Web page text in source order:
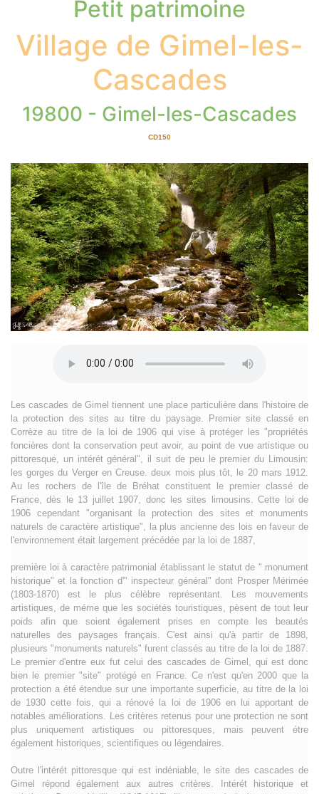
Petit patrimoine
Village de Gimel-les-
Cascades
19800 - Gimel-les-Cascades
CD150
Les cascades de Gimel tiennent une place particulière dans l'histoire de
la protection des sites au titre du paysage. Premier site classé en
Corrèze au titre de la loi de 1906 qui vise à protéger les "propriétés
foncières dont la conservation peut avoir, au point de vue artistique ou
pittoresque, un intérét général", il suit de peu le premier du Limousin:
les gorges du Verger en Creuse. deux mois plus tôt, le 20 mars 1912.
Au les rochers de l'île de Bréhat constituent le premier classé de
France, dès le 13 juillet 1907, donc les sites limousins. Cette loi de
1906 cependant "organisant la protection des sites et monuments
naturels de caractère artistique", la plus ancienne des lois en faveur de
l'environnement était largement précédée par la loi de 1887,
première loi à caractère patrimonial établissant le statut de " monument
historique" et la fonction d'" inspecteur général" dont Prosper Mérimée
(1803-1870) est le plus célèbre représentant. Les mouvements
artistiques, de méme que les sociétés touristiques, pèsent de tout leur
poids afin que soient également prises en compte les beautés
naturelles des paysages français. C'est ainsi qu'à partir de 1898,
plusieurs "monuments naturels" furent classés au titre de la loi de 1887.
Le premier d'entre eux fut celui des cascades de Gimel, qui est donc
bien le premier "site" protégé en France. Ce n'est qu'en 2000 que la
protection a été étendue sur une importante superficie, au titre de la loi
de 1930 cette fois, qui a rénové la loi de 1906 en lui apportant de
notables améliorations. Les critères retenus pour une protection ne sont
plus uniquement artistiques ou pittoresques, mais peuvent étre
également historiques, scientifiques ou légendaires.
Outre l'intérét pittoresque qui est indéniable, le site des cascades de Gimel répond également aux autres critères. Intérét historique et artistique. Gaston Vuillier (1845-1915), illustrateur, écrivain et voyageur, s'est installé à Gimel en 1891. Peut-étre avait-il eu connaissance du lieu par George Sand qui, ayant vu des photographies prises par Mathieu Bone, écrivit: "Je vois que ce pays est pittoresque autant que bien d'autres que l'on va chercher beaucoup plus loin. La vue qui annonce la troisième chute est d'un grand effet théâtral", ou peut-étre avait-il lu la description admirative d'Abel Hugo dans France pittoresque publié en 1835. Conquis par le site, Gaston Vuillier décida de s'y fixer et de faire connaître ce lieu exceptionnel en facilitant l'accès aux cascades par l'aménagement mesuré d'un sentier cheminant dans un parc paysager aux essences variées de feuillus et de résineux plantés en sujets isolés. Puis il fit construire un restaurant, le Pavillon des Eaux Vives, en face de la première grande cascade. Il obtint en 1909 le Grand Prix du Paysage, décerné par l'Association de l'Arbre et de l'Eau présidée par le scientifique Paul Garngou-Lagrange (1855-1927). Mais en 1912, le projet industriel de créer une micro-centrale en détournant le cours de la Montane en amont des cascades, proposé par l'industriel allemand Streubel et soutenu par les habitants de Gimel et le conseil municipal, provoqua une vive réaction de Gaston Vuillier qui décida de déployer toute son énergie pour s'opposer au projet. Soutenu par le Club Alpin, la Société des Artistes Français et le Touring Club de France, il réussit à faire prononcer le classement du site le 23 mai 1912. Gaston Vuillier mourut à Gimel en 1915. Il fut enterré dans le cimetière au-dessus de Braguse, en compagnie de "l'éternelle rumeur de l'eau". Il laissa une oeuvre impressionnante sur Gimel et son pays, visible en grande partie au musée du Cloître à Tulle, ainsi qu'une série d'articles dans Le Tour du Monde parus en 1889, 1893 et en 1901. Outre Gaston Vuillier, véritable inventeur du site, de nombreux artistes tels William Didier-Rouget, Gaston Brun, Pierre Lissac, Prosper Galerne, Jacques-Louis David, Paul Hallez ou Gaston Anglade firent de Gimel le sujet de leurs toiles. Les romanciers, quant à eux, trouvèrent à Gimel un lieu incomparable pour développer des actions romanesques hors du commun. Marcelle Tinayre - née à Tulle en 1870 -notamment situe à Gimel l'action de son roman L'Ombre de l'amour, et y décrit à la fois les cascades dans leur état " sauvage" et leur transformation suite à l'achat du domaine par "le monsieur de Pans" - il s'agit en fait de Gaston Vuillier. Intérét scientifique : botanique et archéologique. La vallée de la Montane, en aval du pont de Brach sur la D26 jusqu'à Gimel, et la forét de Chadon ont été retenues par l'inventaire du Muséum d'histoire naturelle comme zone naturelle d'intérét écologique, faunistique et floristique (ZNIEFF). Cette vallée en gorges aux pentes boisées offre un milieu naturel préservé de toutes activités humaines, ce qui en fait un refuge privilégié pour la faune et la flore. De plus, cette ZNIEFF présente un intérét écologique avec de nombreuses plantes protégées au niveau régional. Elle a de ce fait été classée en zone spéciale de conservation (ZSC) au titre de Natura 2000. Aux abords du site sont à signaler les vestiges d'une villa gallo-romaine à La Cheynie ainsi qu'une importante concentration de tumuli dans la ceinture nord, est et sud de l'étang de Ruffaud. La chapelle de Braguse comprend un habitat médiéval important dont il subsiste les substructions des maisons. De plus, les anciennes voies d'accès au site de Braguse constituent un témoignage de l'activité humaine dans ces lieux sauvages. Enfin, la voie romaine passait à l'emplacement actuel de la D 1089. Intérét légendaire. Les légendes de Gimel sont peuplées de sylphes, de korrigans et de loups-garous qui hurlent au sommet de Braguse. Parfois, quand l'hiver approche, surgit a grand bruit la chevauchée du roi Arthur, partant pour la chasse avec sa horde de cavaliers géants, de lévriers et de pages qui disparaissent soudainement et avec fracas dans l'Inferno. Certains soirs, une dame blanche passe par-dessus les cascades en mémoire de ses amours dans le château haut. C'est grâce à elle qu'existent le château, les cascades, le gouffre : ils auraient été créés pour la séduire par un magicien amoureux. Mais la belle n'écoutait que les chants des troubadours et des ménestrels, ne regardait que d'autres hommes... jusqu'à ce que, fou de jalousie, le mage la fasse disparaître à jamais, ou presque : lorsqu'elle revient parfois, on peut la voir franchir la porte ogivale, puis entendre les chants des troubadours Bernard de Ventadour ou Guilhem del Biars, son contemporain. La protection édictée en 2000 comporte plusieurs éléments : les cascades elles-mémes, depuis longtemps renommées et protégées, la vallée de la Gimelle en amont et en aval des cascades, le bourg de Gimel et ses hameaux, enfin les puys formant l'écrin de ce site admirable. Les cascades. À 8 km au nord-est de Tulle, les cascades de Gimel, offrant un dénivelé de 143 mètres et un débit de deux mètres cubes par seconde, représentent un des sites les plus fréquentés du Limousin. Entourées des gorges de la Montane et situées dans un cadre exceptionnel, elles sont au nombre de trois et constituent ensemble les plus grandes cascades de la région. Le site est toujours privé, mais reste ouvert à la visite - l'entrée est payante. Dans le bourg, le visiteur y accède parle Pont des cascades; de nombreux sentiers aménagés permettent d'admirer l'ensemble des trois grandes chutes d'eau. La cascade supérieure, communément appelée " Le Saut", prend sa source entre la colline du château haut sur le versant droit et le Rocher de la Vierge sur le versant gauche. Elle emprunte une gorge verticale qui serpente sur 45 mètres de haut environ avant d'atterrir dans une masse d'éboulis rocheux arrachés de la paroi par les eaux et sur laquelle la cascade se divise en trois rebonds successifs, qui n'en forment plus qu'un lorsque le débit augmente La deuxième cascade, dite "La Redole", jaillit entre deux rochers et se jette dans une "cheminée" qu'elle emprunte sur la moitié de sa chute. Vingt mètres plus bas, elle se déverse dans une immense et sombre vasque circulaire, puis poursuit sa descente vers la troisième cascade. La dernière, nommée "la Queue de Cheval", présente a peu près les mémes caractéristiques que la deuxième et chute de 25 mètres de haut pour rejoindre et alimenter "l'Inferno", gouffre de l'enfer situé en aval. Ces magnifiques cascades restent indissociables visuellement du village aux maisons alignées en bordure de la faille où la Montane chute de manière vertigineuse. Le bourg et les hameaux. Le bourg de Gimel est entouré sur trois côtés par les gorges de la Montane. Site défensif protégé naturellement par la profondeur des gorges, il était accompagné à l'est par le château bas, lui-méme prolongé par un fossé et un ensemble de maisons fortes. C'était le plus ancien des châteaux de Gimel et en son enceinte se trouvait la première église du bourg. Il fut entièrement détruit à la fin des guerres de Religion et seules sont visibles les traces d'une entrée fortifiée à proximité de la maison à petit perron et croix, construite au bas de l'emplacement du château. Construit à la fin du XIVe siècle, le château haut, qui complétait la défense de l'éperon en amont des cascades, se dressait sur une éminence rocheuse. Il ne subsiste aujourd'hui que d'importants murs et remparts ainsi qu'une porte en tiers-point et un départ d'ogives. L'église ayant été détruite lors de la démolition du château bas, l'actuel édifice religieux, fondé en 1486, présente une construction homogène et rectangulaire terminée par une abside et couverte en lauzes. C'est dans son clocher, aux murs rectangulaires percés de quatre baies campanaires rehaussées d'un entablement horizontal formé de cinq assises de dalles disposées en talus, que réside l'intérét principal de cet édifice: il s'agit d'un modèle caractéristique de l'architecture religieuse rurale du Limousin. Elle renferme en outre la châsse de saint Etienne de Braguse, trésor remarquable daté du XIIe siècle et orné d'émaux de Limoges, ainsi que le buste-reliquaire de saint Dumine remontant au XIVe siècle. Le bourg de Gimel possède des maisons fortes, hautes de deux étages et dont les murs ont été peu ouverts à l'exception de meurtrières et de canonnières; les grandes fenétres ont été percées postérieurement. Quelques demeures du XVIe et du XVIIe siècle présentent des ouvertures finement moulurées qui témoignent de l'ancienne prospérité de Gimel. Le côté est du bourg allie maisons hautes couvertes d'une toiture à quatre pentes et maisons basses aux toitures à deux pentes avec lucarnes. D'ailleurs, l'harmonie de l'ensemble tient beaucoup à la qualité des matériaux utilisés, lauzes ou grosses ardoises en écaille. Le site de Gimel comprend un certain nombre de hameaux - L'Estuflet, Pailler, Touzac - dont le plus intéressant, tant au niveau historique qu'architectural, est sans conteste celui de La Bachellene qui regroupe des maisons datant du XVIIIe siècle, ordonnées autour d'une cour pavée où se trouvent la fontaine et l'abreuvoir. La vallée de la Gimelle. En aval de Gimel, la Montane prend épisodiquement le nom de "la Gimelle". On parle alors indifféremment de la vallée de la Gimelle ou des gorges de la Montane. Celles-ci sont enchâssées dans une vallée évasée très boisée et sauvage au pied du puy de Chadon. Se présentent alors les cascades du Moulin de la Gour, constituées d'une première chute de trois mètres environ, suivie d'un corridor rocheux de 50 mètres de long fermé en amont par une deuxième cascade type "queue de cheval" de sept à huit mètres. La Gour laisse place à un secteur homogène, qui présente des blocs rocheux dans le lit